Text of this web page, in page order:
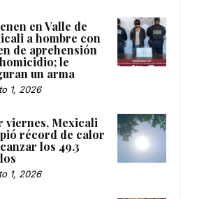
en Valle de
a hombre con
de aprehensión
le
un arma
1, 2026
viernes, Mexicali
récord de calor
los 49.3
1, 2026